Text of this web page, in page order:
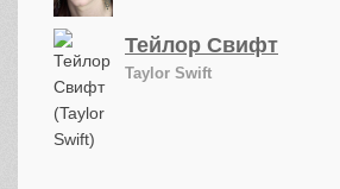
Тейлор Свифт
Taylor Swift